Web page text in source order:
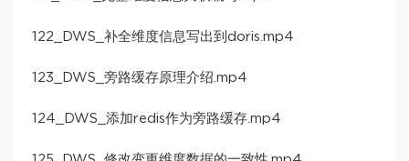
122_DWS_补全维度信息写出到doris.mp4
123_DWS_旁路缓存原理介绍.mp4
124_DWS_添加redis作为旁路缓存.mp4